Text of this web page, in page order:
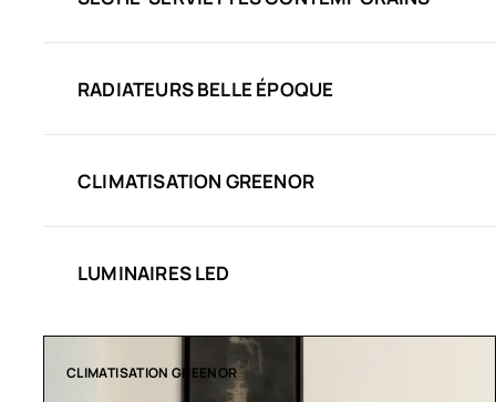
RADIATEURS BELLE ÉPOQUE
CLIMATISATION GREENOR
LUMINAIRES LED
COLLECTION LT